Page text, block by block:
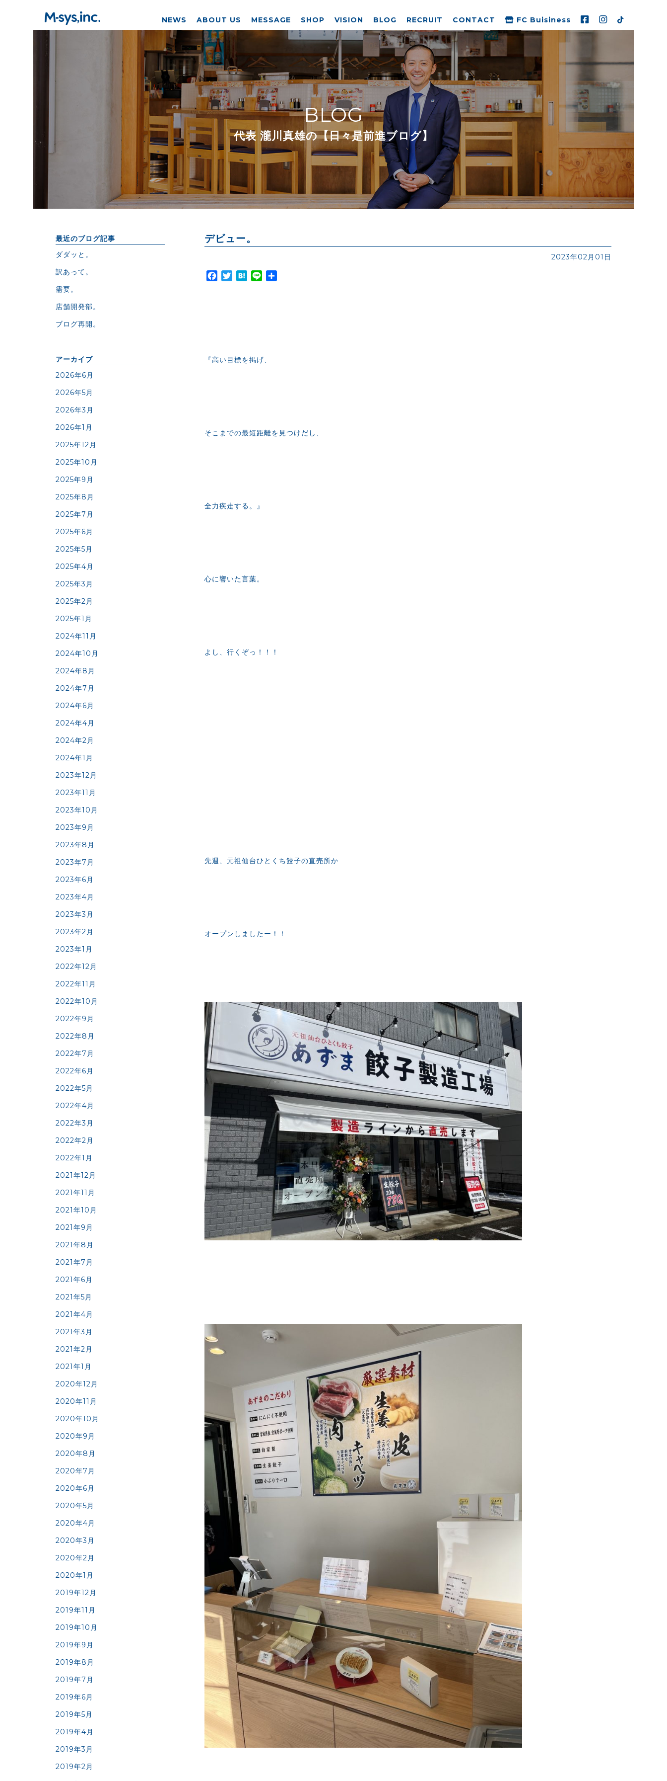
NEWS ABOUT US MESSAGE SHOP VISION BLOG RECRUIT CONTACT FC Buisiness
BLOG
代表 瀧川真雄の【日々是前進ブログ】
デビュー。
2023年02月01日
Facebook
TwitterHatena
Line
『高い目標を掲げ、
そこまでの最短距離を見つけだし、
全力疾走する。』
心に響いた言葉。
よし、行くぞっ！！！
先週、元祖仙台ひとくち餃子の直売所か
オープンしましたー！！
最近のブログ記事
ダダッと。
訳あって。
需要。
店舗開発部。
ブログ再開。
アーカイブ
2026年6月
2026年5月
2026年3月
2026年1月
2025年12月
2025年10月
2025年9月
2025年8月
2025年7月
2025年6月
2025年5月
2025年4月
2025年3月
2025年2月
2025年1月
2024年11月
2024年10月
2024年8月
2024年7月
2024年6月
2024年4月
2024年2月
2024年1月
2023年12月
2023年11月
2023年10月
2023年9月
2023年8月
2023年7月
2023年6月
2023年4月
2023年3月
2023年2月
2023年1月
2022年12月
2022年11月
2022年10月
2022年9月
2022年8月
2022年7月
2022年6月
2022年5月
2022年4月
2022年3月
2022年2月
2022年1月
2021年12月
2021年11月
2021年10月
2021年9月
2021年8月
2021年7月
2021年6月
2021年5月
2021年4月
2021年3月
2021年2月
2021年1月
2020年12月
2020年11月
2020年10月
2020年9月
2020年8月
2020年7月
2020年6月
2020年5月
2020年4月
2020年3月
2020年2月
2020年1月
2019年12月
2019年11月
2019年10月
2019年9月
2019年8月
2019年7月
2019年6月
2019年5月
2019年4月
2019年3月
2019年2月